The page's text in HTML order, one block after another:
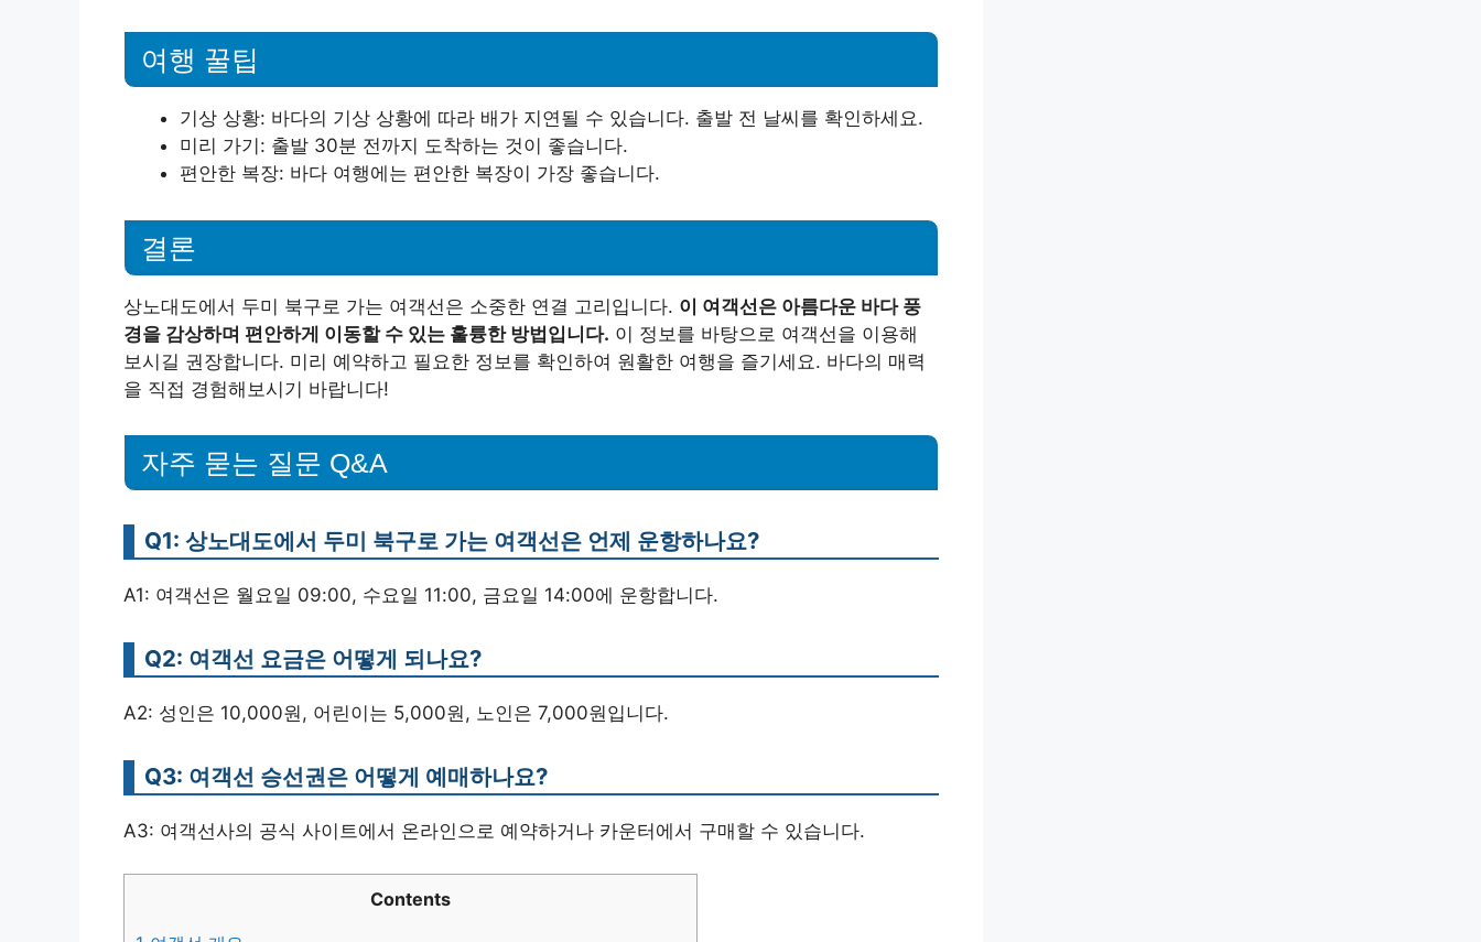
여행 꿀팁
기상 상황: 바다의 기상 상황에 따라 배가 지연될 수 있습니다. 출발 전 날씨를 확인하세요.
미리 가기: 출발 30분 전까지 도착하는 것이 좋습니다.
편안한 복장: 바다 여행에는 편안한 복장이 가장 좋습니다.
결론
상노대도에서 두미 북구로 가는 여객선은 소중한 연결 고리입니다. 이 여객선은 아름다운 바다 풍
경을 감상하며 편안하게 이동할 수 있는 훌륭한 방법입니다. 이 정보를 바탕으로 여객선을 이용해
보시길 권장합니다. 미리 예약하고 필요한 정보를 확인하여 원활한 여행을 즐기세요. 바다의 매력
을 직접 경험해보시기 바랍니다!
자주 묻는 질문 Q&A
Q1: 상노대도에서 두미 북구로 가는 여객선은 언제 운항하나요?
A1: 여객선은 월요일 09:00, 수요일 11:00, 금요일 14:00에 운항합니다.
Q2: 여객선 요금은 어떻게 되나요?
A2: 성인은 10,000원, 어린이는 5,000원, 노인은 7,000원입니다.
Q3: 여객선 승선권은 어떻게 예매하나요?
A3: 여객선사의 공식 사이트에서 온라인으로 예약하거나 카운터에서 구매할 수 있습니다.
Contents